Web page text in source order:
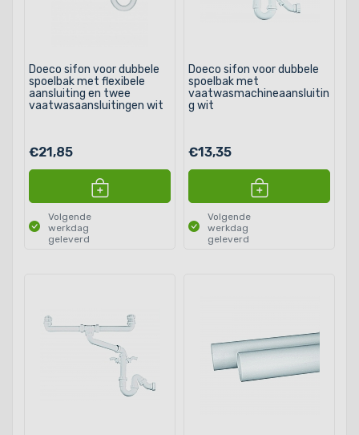
Doeco sifon voor dubbele
spoelbak met flexibele
aansluiting en twee
vaatwasaansluitingen wit
€21,85
Volgende
werkdag
geleverd
Doeco sifon voor dubbele
spoelbak met
vaatwasmachineaansluitin
g wit
€13,35
Volgende
werkdag
geleverd